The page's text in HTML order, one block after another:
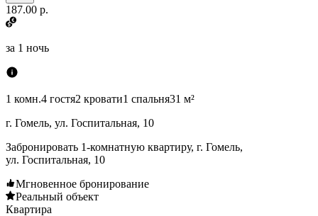
187.00 р.
за 1 ночь
1 комн.4 гостя2 кровати1 спальня31 м²
г. Гомель, ул. Госпитальная, 10
Забронировать 1-комнатную квартиру, г. Гомель,
ул. Госпитальная, 10
Мгновенное бронирование
Реальный объект
Квартира